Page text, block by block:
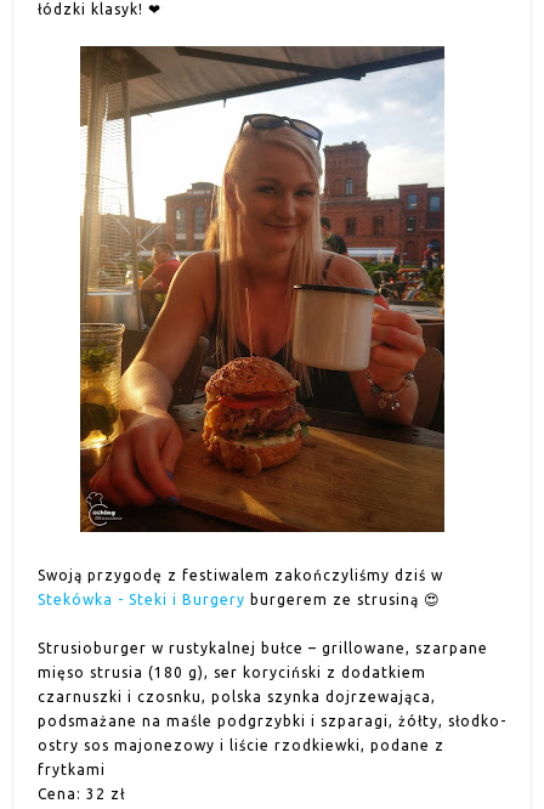
łódzki klasyk! ❤
Swoją przygodę z festiwalem zakończyliśmy dziś w
Stekówka - Steki i Burgery burgerem ze strusiną 😍
Strusioburger w rustykalnej bułce – grillowane, szarpane
mięso strusia (180 g), ser koryciński z dodatkiem
czarnuszki i czosnku, polska szynka dojrzewająca,
podsmażane na maśle podgrzybki i szparagi, żółty, słodko-
ostry sos majonezowy i liście rzodkiewki, podane z
frytkami
Cena: 32 zł